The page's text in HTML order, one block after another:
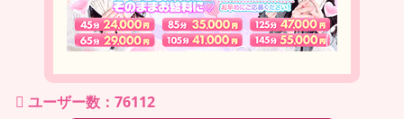
ユーザー数：76112